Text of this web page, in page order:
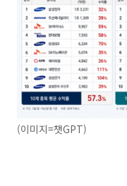
(이미지=챗GPT)